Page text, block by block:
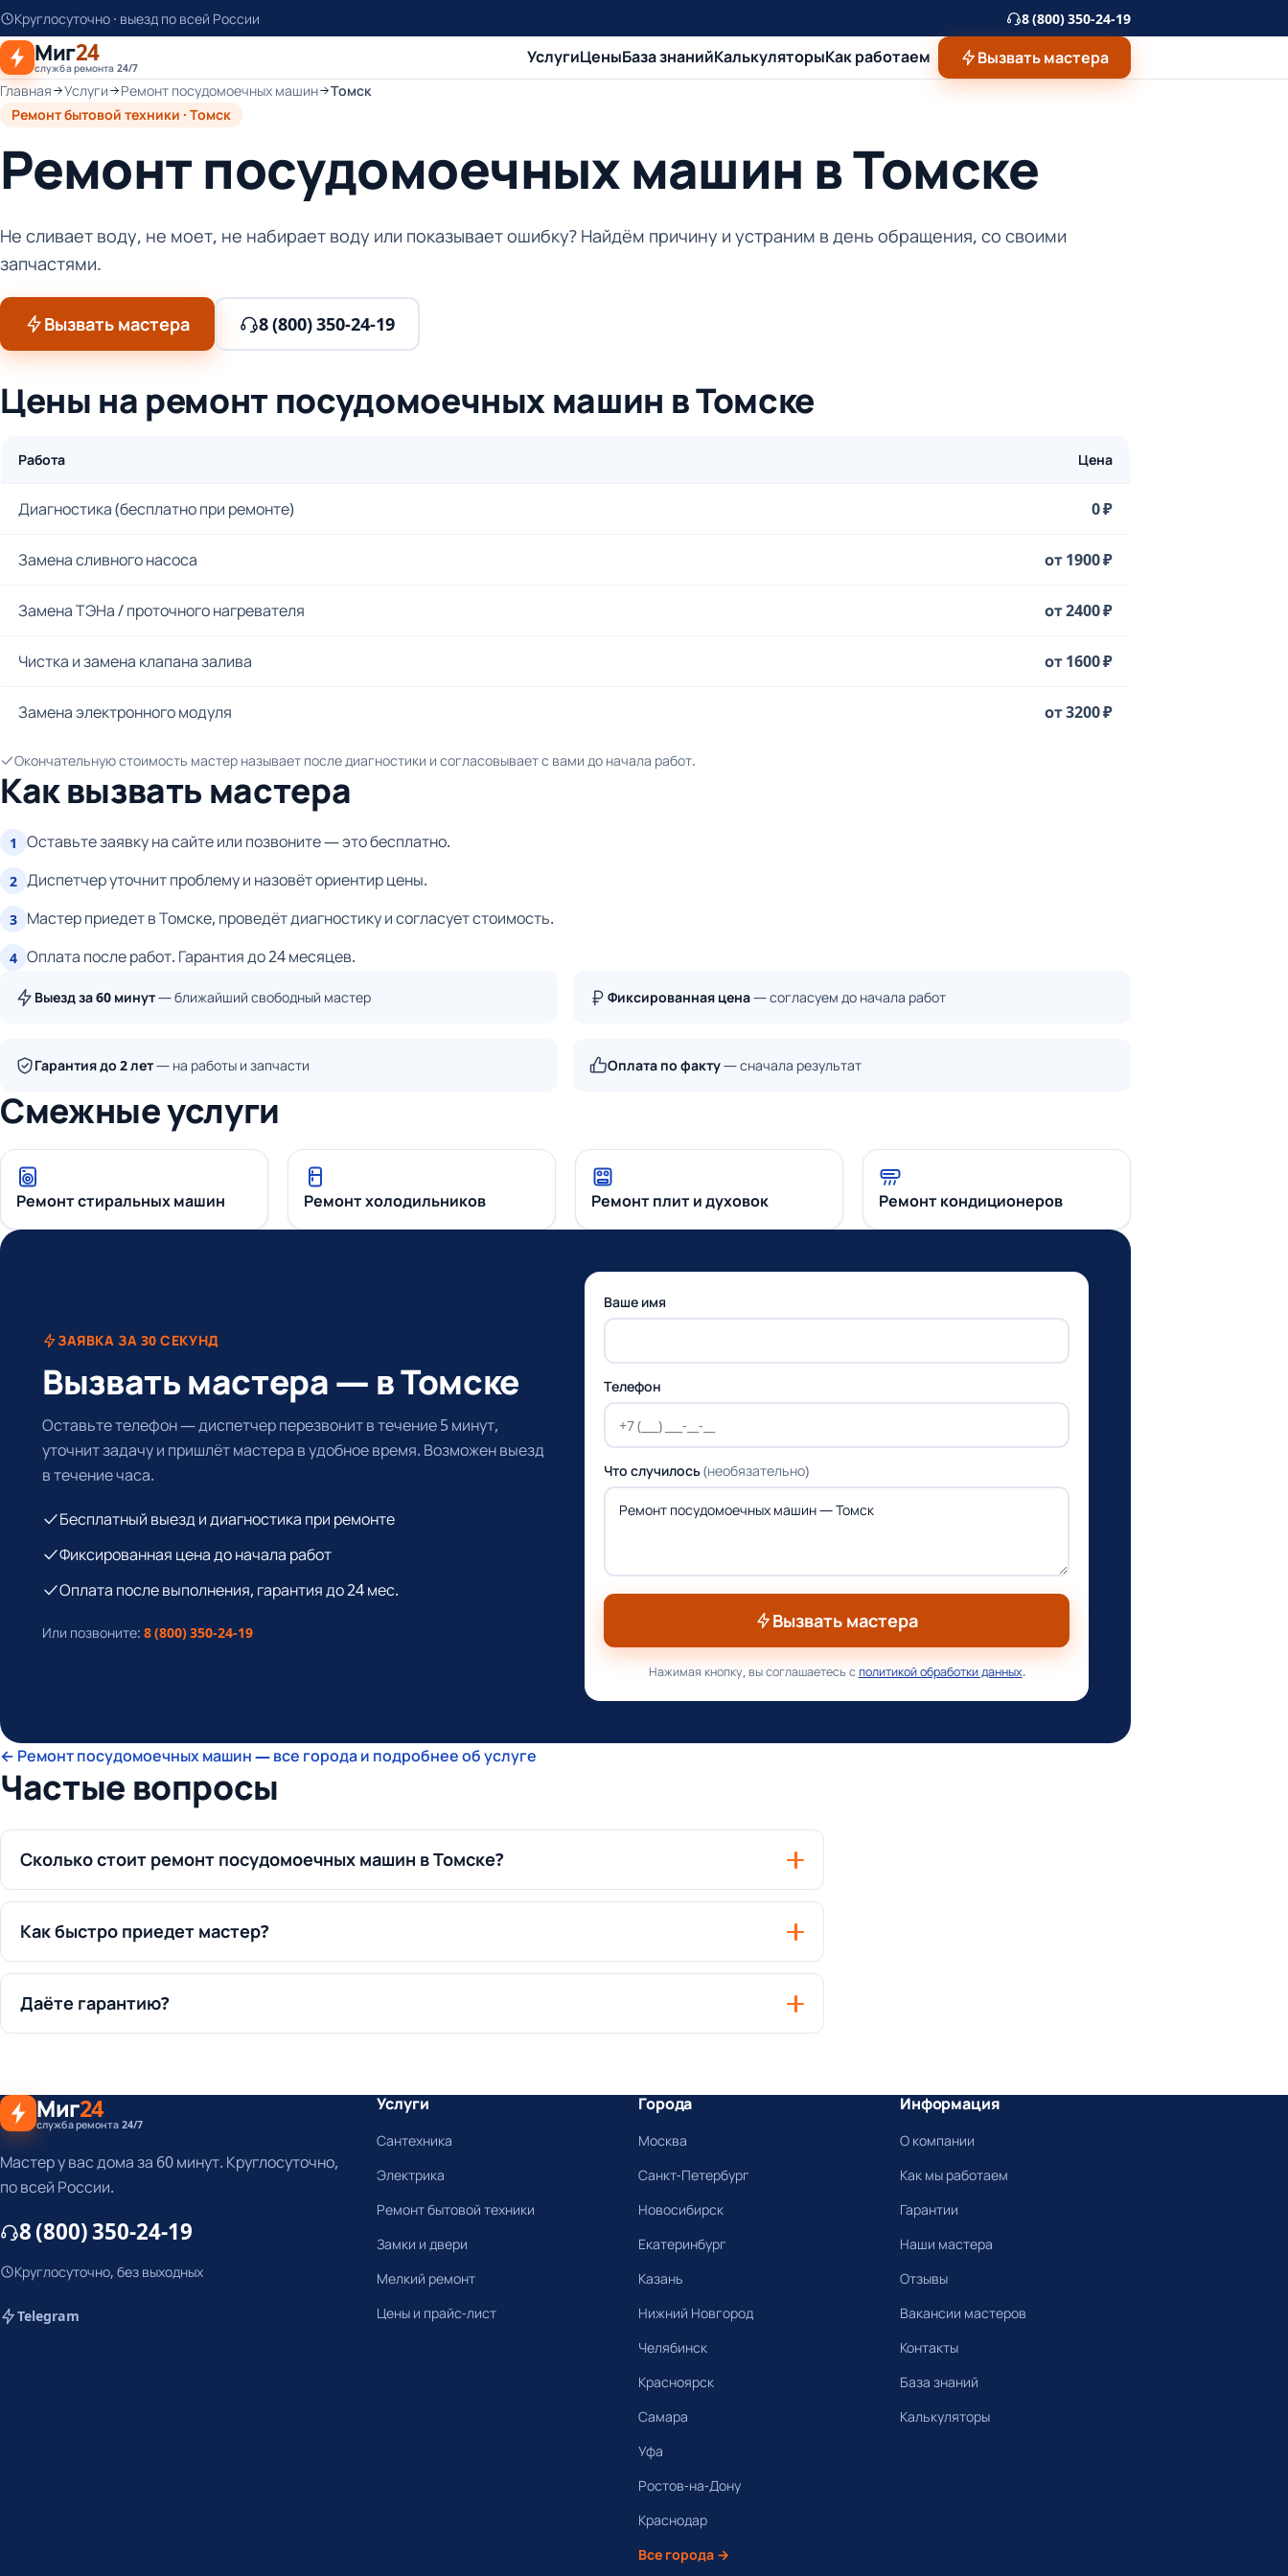
К
основному
контенту
Круглосуточно · выезд по всей России 8 (800) 350-24-19
Миг24
служба ремонта 24/7
УслугиЦеныБаза знанийКалькуляторыКак работаем Вызвать мастера
Главная Услуги Ремонт посудомоечных машин
Томск
Ремонт бытовой техники · Томск
Ремонт посудомоечных машин в Томске
Не сливает воду, не моет, не набирает воду или показывает ошибку? Найдём причину и устраним в день обращения, со своими
запчастями.
Вызвать мастера 8 (800) 350-24-19
Цены на ремонт посудомоечных машин в Томске
Работа Цена
Диагностика (бесплатно при ремонте) 0 ₽
Замена сливного насоса от 1900 ₽
Замена ТЭНа / проточного нагревателя от 2400 ₽
Чистка и замена клапана залива от 1600 ₽
Замена электронного модуля от 3200 ₽
Окончательную стоимость мастер называет после диагностики и согласовывает с вами до начала работ.
Как вызвать мастера
1 Оставьте заявку на сайте или позвоните — это бесплатно.
2 Диспетчер уточнит проблему и назовёт ориентир цены.
3 Мастер приедет в Томске, проведёт диагностику и согласует стоимость.
4 Оплата после работ. Гарантия до 24 месяцев.
Выезд за 60 минут— ближайший свободный мастер Фиксированная цена— согласуем до начала работ
Гарантия до 2 лет— на работы и запчасти Оплата по факту— сначала результат
Смежные услуги
Ремонт стиральных машин Ремонт холодильников Ремонт плит и духовок Ремонт кондиционеров
ЗАЯВКА ЗА 30 СЕКУНД
Вызвать мастера — в Томске
Оставьте телефон — диспетчер перезвонит в течение 5 минут,
уточнит задачу и пришлёт мастера в удобное время. Возможен выезд
в течение часа.
Бесплатный выезд и диагностика при ремонте
Фиксированная цена до начала работ
Оплата после выполнения, гарантия до 24 мес.
Или позвоните: 8 (800) 350-24-19
Ваше имя
Телефон
Что случилось(необязательно)
Вызвать мастера
Нажимая кнопку, вы соглашаетесь сполитикой обработки данных.
← Ремонт посудомоечных машин — все города и подробнее об услуге
Частые вопросы
Сколько стоит ремонт посудомоечных машин в Томске?
Как быстро приедет мастер?
Даёте гарантию?
Миг24
служба ремонта 24/7
Мастер у вас дома за 60 минут. Круглосуточно,
по всей России.
8 (800) 350-24-19
Круглосуточно, без выходных
Telegram
Услуги
Сантехника
Электрика
Ремонт бытовой техники
Замки и двери
Мелкий ремонт
Цены и прайс-лист
Города
Москва
Санкт-Петербург
Новосибирск
Екатеринбург
Казань
Нижний Новгород
Челябинск
Красноярск
Самара
Уфа
Ростов-на-Дону
Краснодар
Все города →
Информация
О компании
Как мы работаем
Гарантии
Наши мастера
Отзывы
Вакансии мастеров
Контакты
База знаний
Калькуляторы